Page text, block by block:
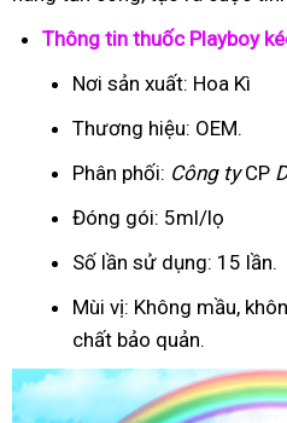
Thông tin thuốc Playboy
Nơi sản xuất: Hoa Kì
Thương hiệu: OEM.
Phân phối: Công tyCP
Đóng gói: 5ml/lọ
Số lần sử dụng: 15 lần.
Mùi vị: Không mầu,
chất bảo quản.